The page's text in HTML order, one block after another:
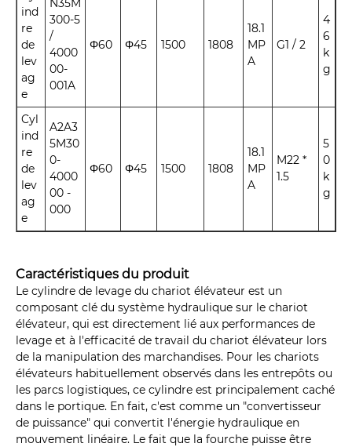
ind
re
de
lev
ag
e
N35M
300-5
/
4000
00-
001A
Φ60 Φ45 1500 1808
18.1
MP
A
G1 / 2
4
6
k
g
Cyl
ind
re
de
lev
ag
e
A2A3
5M30
0-
4000
00 -
000
Φ60 Φ45 1500 1808
18.1
MP
A
M22 *
1.5
5
0
k
g
Caractéristiques du produit
Le cylindre de levage du chariot élévateur est un
composant clé du système hydraulique sur le chariot
élévateur, qui est directement lié aux performances de
levage et à l'efficacité de travail du chariot élévateur lors
de la manipulation des marchandises. Pour les chariots
élévateurs habituellement observés dans les entrepôts ou
les parcs logistiques, ce cylindre est principalement caché
dans le portique. En fait, c'est comme un "convertisseur
de puissance" qui convertit l'énergie hydraulique en
mouvement linéaire. Le fait que la fourche puisse être